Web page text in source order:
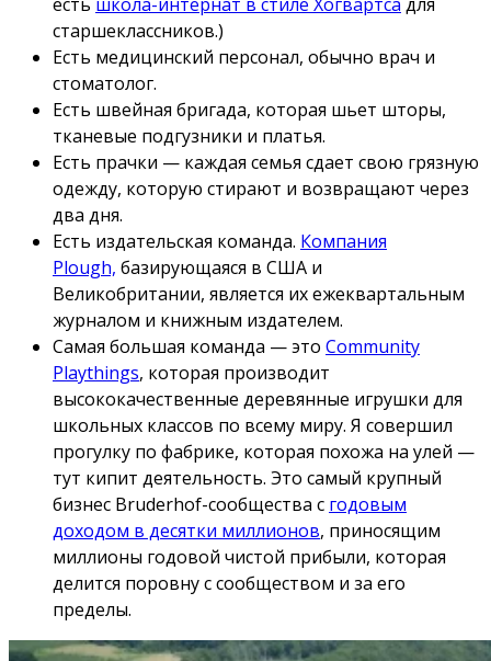
старшеклассников.)
Есть медицинский персонал, обычно врач и
стоматолог.
Есть швейная бригада, которая шьет шторы,
тканевые подгузники и платья.
Есть прачки — каждая семья сдает свою грязную
одежду, которую стирают и возвращают через
два дня.
Есть издательская команда. Компания
Plough, базирующаяся в США и
Великобритании, является их ежеквартальным
журналом и книжным издателем.
Самая большая команда — это Community
Playthings, которая производит
высококачественные деревянные игрушки для
школьных классов по всему миру. Я совершил
прогулку по фабрике, которая похожа на улей —
тут кипит деятельность. Это самый крупный
бизнес Bruderhof-сообщества с годовым
доходом в десятки миллионов, приносящим
миллионы годовой чистой прибыли, которая
делится поровну с сообществом и за его
пределы.